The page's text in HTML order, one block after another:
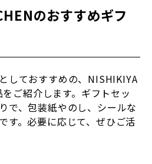
のおすすめギフ
しておすすめの、NISHIKIYA
ご紹介します。ギフトセッ
で、包装紙やのし、シールな
す。必要に応じて、ぜひご活